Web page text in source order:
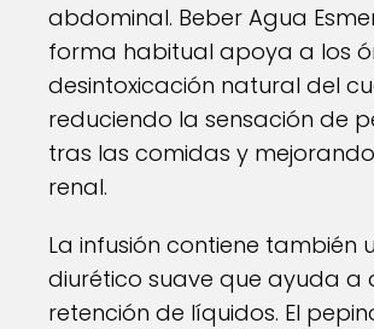
abdominal. Beber Agua
forma habitual apoya a los
desintoxicación natural del
reduciendo la sensación de
tras las comidas y
renal.
La infusión contiene también
diurético suave que ayuda a
retención de líquidos. El